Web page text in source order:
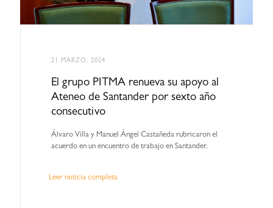
21 MARZO, 2024
El grupo PITMA renueva su apoyo al
Ateneo de Santander por sexto año
consecutivo
Álvaro Villa y Manuel Ángel Castañeda rubricaron el
acuerdo en un encuentro de trabajo en Santander.
Leer noticia completa